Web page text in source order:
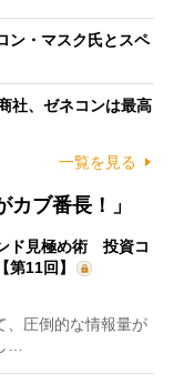
ン・マスク氏とスペ
社、ゼネコンは最高
一覧を見る
ブ番長！」
ド見極め術 投資コ
第11回】
圧倒的な情報量が
…